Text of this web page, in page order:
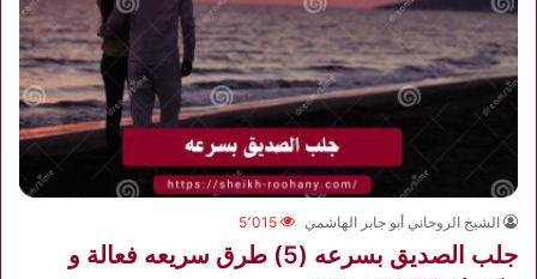
الشيخ الروحاني أبو جابر الهاشمي 5٬015
جلب الصديق بسرعه (5) طرق سريعه فعالة و